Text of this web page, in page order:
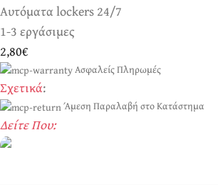
Αυτόματα lockers 24/7
1-3 εργάσιμες
2,80€
Ασφαλείς Πληρωμές
Σχετικά:
Άμεση Παραλαβή στο Κατάστημα
Δείτε Που: